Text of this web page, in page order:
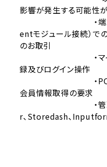
影響が発生する可能性が
・端末及び
entモジュール接続）で
のお取引
・マイページ
録及びログイン操作
・POS及び
会員情報取得の要求
・管理画面の
r、Storedash、